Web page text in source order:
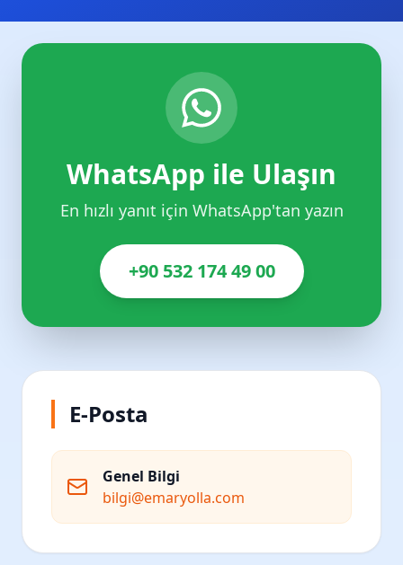
WhatsApp ile Ulaşın
En hızlı yanıt için WhatsApp'tan yazın
+90 532 174 49 00
E-Posta
Genel Bilgi
bilgi@emaryolla.com